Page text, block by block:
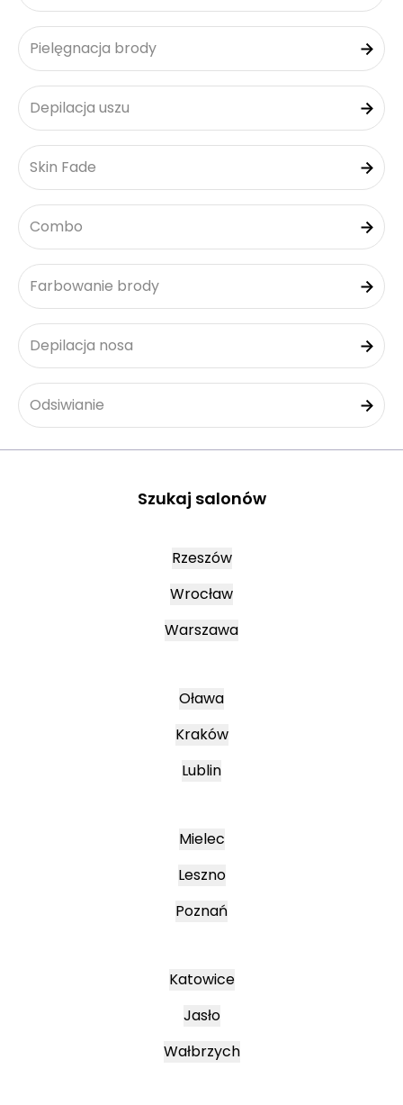
Pielęgnacja brody
Depilacja uszu
Skin Fade
Combo
Farbowanie brody
Depilacja nosa
Odsiwianie
Szukaj salonów
Rzeszów
Wrocław
Warszawa
Oława
Kraków
Lublin
Mielec
Leszno
Poznań
Katowice
Jasło
Wałbrzych